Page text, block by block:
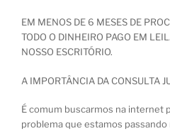
EM MENOS DE 6 MESES DE
TODO O DINHEIRO PAGO EM
NOSSO ESCRITÓRIO.
A IMPORTÂNCIA DA CONSULTA
É comum buscarmos na internet
problema que estamos